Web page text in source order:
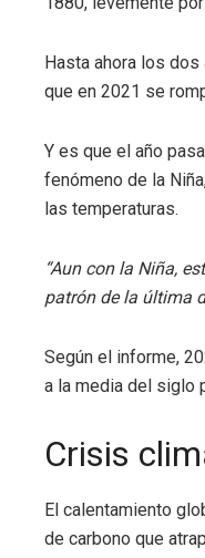
Hasta ahora los
que en 2021 se
Y es que el año
fenómeno de la
las temperaturas.
“Aun con la Niña,
patrón de la última
Según el informe,
a la media del siglo
Crisis
El calentamiento
de carbono que